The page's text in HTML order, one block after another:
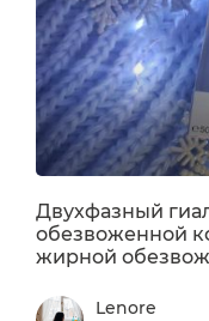
тщательно
подтянутой,
увлажненной.
Двухфазный
обезвоженной
жирной
Lenore